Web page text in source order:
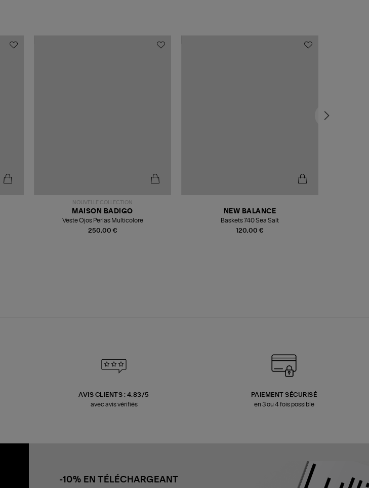
NOUVELLE COLLECTION
250,00 €
MAISON BADIGO
Veste Ojos Perlas Multicolore
120,00 €
NEW BALANCE
Baskets 740 Sea Salt
AVIS CLIENTS : 4.83/5
avec avis vérifiés
PAIEMENT SÉCURISÉ
en 3 ou 4 fois possible
-10% EN TÉLÉCHARGEANT